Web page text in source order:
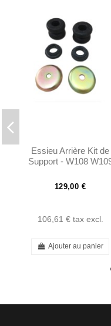
Essieu Arrière Kit de
Support - W108
1113510448
129,00 €
106,61 € tax excl.
Ajouter au panier